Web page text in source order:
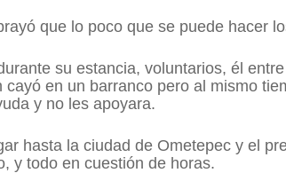
que lo poco que se puede hacer
su estancia, voluntarios, él
en un barranco pero al mismo
y no les apoyara.
hasta la ciudad de Ometepec y el
y todo en cuestión de horas.